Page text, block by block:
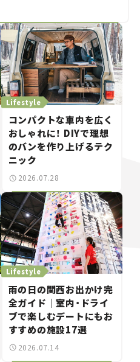
Lifestyle
コンパクトな車内を広く
おしゃれに！ DIYで理想
のバンを作り上げるテク
ニック
2026.07.28
Lifestyle
雨の日の関西お出かけ完
全ガイド｜室内・ドライ
ブで楽しむデートにもお
すすめの施設17選
2026.07.14